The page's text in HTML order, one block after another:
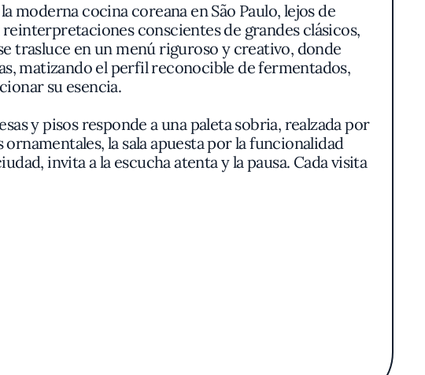
moderna cocina coreana en São Paulo, lejos de
conscientes de grandes clásicos,
trasluce en un menú riguroso y creativo, donde
matizando el perfil reconocible de fermentados,
su esencia.
y pisos responde a una paleta sobria, realzada por
la sala apuesta por la funcionalidad
invita a la escucha atenta y la pausa. Cada visita
artesanales, pensadas para realzar el cromatismo